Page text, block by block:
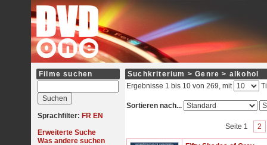
Filme suchen
Sprachfilter: FR EN
Erweiterte Suche
Was andere suchen
Suchkriterium > Genre > alkohol
Ergebnisse 1 bis 10 von 269, mit
Sortieren nach...
Seite 1 2